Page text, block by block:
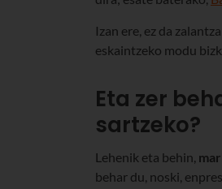
Izan ere, ez da
eskaintzeko modu
Eta zer
sartzeko?
Lehenik eta behin,
behar du, noski,